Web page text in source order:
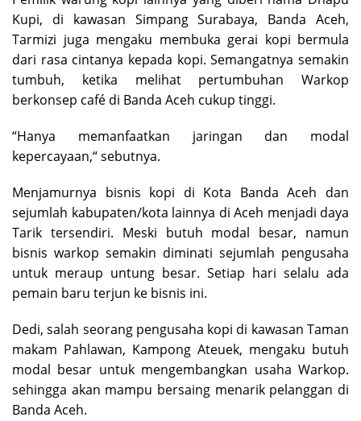
Kupi, di kawasan Simpang Surabaya, Banda Aceh,
Tarmizi juga mengaku membuka gerai kopi bermula
dari rasa cintanya kepada kopi. Semangatnya semakin
tumbuh, ketika melihat pertumbuhan Warkop
berkonsep café di Banda Aceh cukup tinggi.
“Hanya memanfaatkan jaringan dan modal
kepercayaan,“ sebutnya.
Menjamurnya bisnis kopi di Kota Banda Aceh dan
sejumlah kabupaten/kota lainnya di Aceh menjadi daya
Tarik tersendiri. Meski butuh modal besar, namun
bisnis warkop semakin diminati sejumlah pengusaha
untuk meraup untung besar. Setiap hari selalu ada
pemain baru terjun ke bisnis ini.
Dedi, salah seorang pengusaha kopi di kawasan Taman
makam Pahlawan, Kampong Ateuek, mengaku butuh
modal besar untuk mengembangkan usaha Warkop.
sehingga akan mampu bersaing menarik pelanggan di
Banda Aceh.